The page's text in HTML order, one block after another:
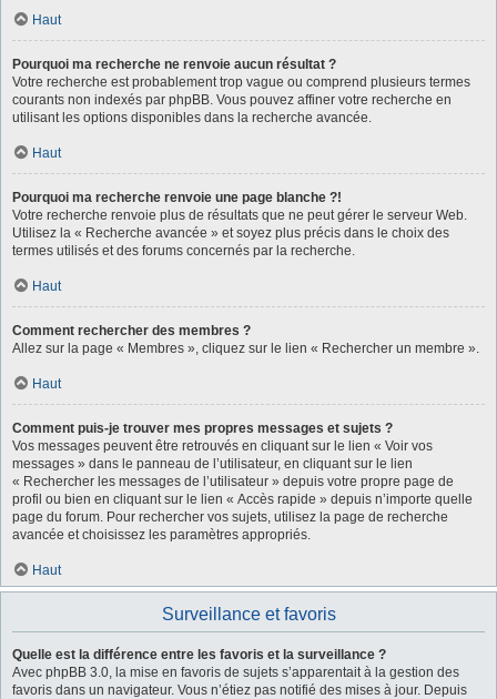
Haut
Pourquoi ma recherche ne renvoie aucun résultat ?
Votre recherche est probablement trop vague ou comprend plusieurs termes
courants non indexés par phpBB. Vous pouvez affiner votre recherche en
utilisant les options disponibles dans la recherche avancée.
Haut
Pourquoi ma recherche renvoie une page blanche ?!
Votre recherche renvoie plus de résultats que ne peut gérer le serveur Web.
Utilisez la « Recherche avancée » et soyez plus précis dans le choix des
termes utilisés et des forums concernés par la recherche.
Haut
Comment rechercher des membres ?
Allez sur la page « Membres », cliquez sur le lien « Rechercher un membre ».
Haut
Comment puis-je trouver mes propres messages et sujets ?
Vos messages peuvent être retrouvés en cliquant sur le lien « Voir vos
messages » dans le panneau de l’utilisateur, en cliquant sur le lien
« Rechercher les messages de l’utilisateur » depuis votre propre page de
profil ou bien en cliquant sur le lien « Accès rapide » depuis n’importe quelle
page du forum. Pour rechercher vos sujets, utilisez la page de recherche
avancée et choisissez les paramètres appropriés.
Haut
Surveillance et favoris
Quelle est la différence entre les favoris et la surveillance ?
Avec phpBB 3.0, la mise en favoris de sujets s’apparentait à la gestion des
favoris dans un navigateur. Vous n’étiez pas notifié des mises à jour. Depuis